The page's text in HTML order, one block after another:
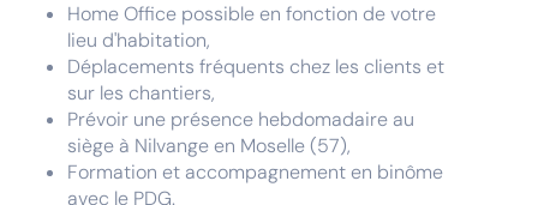
Home Office possible en fonction de votre
lieu d'habitation,
Déplacements fréquents chez les clients et
sur les chantiers,
Prévoir une présence hebdomadaire au
siège à Nilvange en Moselle (57),
Formation et accompagnement en binôme
avec le PDG.